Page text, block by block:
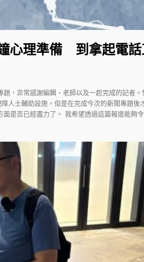
心理準備 到拿起電
，非常感謝編輯、老師以及一起完成的記者
人士輔助設施。但是在完成今次的新聞專題後
是否已經盡力了。 我希望透過這篇報道能夠